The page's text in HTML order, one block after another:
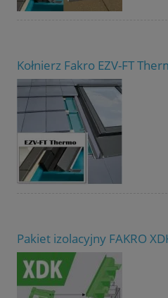
Kołnierz Fakro EZV-FT
Pakiet izolacyjny FAKRO